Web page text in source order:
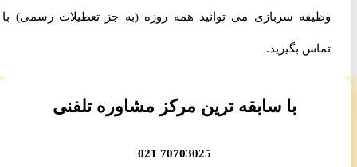
وظیفه سربازی می توانید همه روزه (به جز تعطیلات رسمی) با ما
تماس بگیرید.
با سابقه ترین مرکز مشاوره تلفنی
70703025 021